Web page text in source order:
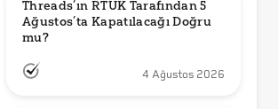
Threads’ın RTÜK Tarafından 5
Ağustos’ta Kapatılacağı Doğru
mu?
4 Ağustos 2026